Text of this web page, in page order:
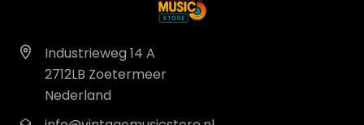
Industrieweg 14 A
2712LB Zoetermeer
Nederland